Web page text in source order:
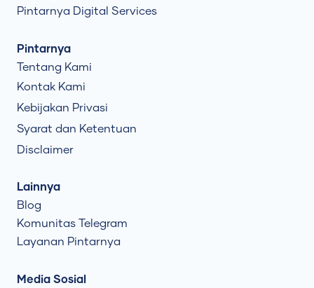
Pintarnya Digital Services
Pintarnya
Tentang Kami
Kontak Kami
Kebijakan Privasi
Syarat dan Ketentuan
Disclaimer
Lainnya
Blog
Komunitas Telegram
Layanan Pintarnya
Media Sosial